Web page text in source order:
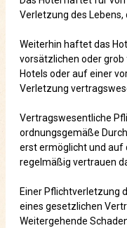
Verletzung des Lebens,
Weiterhin haftet das
vorsätzlichen oder
Hotels oder auf einer
Verletzung
Vertragswesentliche
ordnungsgemäße
erst ermöglicht und auf
regelmäßig vertrauen
Einer Pflichtverletzung
eines gesetzlichen
Weitergehende